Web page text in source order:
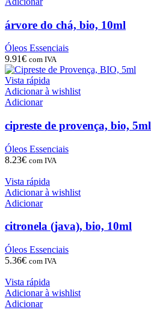
árvore do chá, bio, 10ml
Óleos Essenciais
9.91€ com IVA
Vista rápida
Adicionar à wishlist
Adicionar
cipreste de provença, bio, 5ml
Óleos Essenciais
8.23€ com IVA
Vista rápida
Adicionar à wishlist
Adicionar
citronela (java), bio, 10ml
Óleos Essenciais
5.36€ com IVA
Vista rápida
Adicionar à wishlist
Adicionar